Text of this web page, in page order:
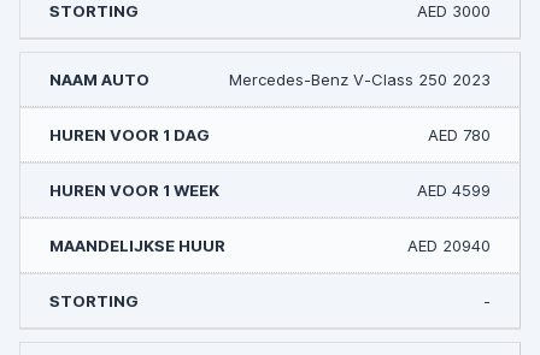
AED 3000
Mercedes-Benz V-Class 250 2023
AED 780
AED 4599
AED 20940
-